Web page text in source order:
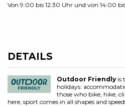
Von 9:00 bis 12:30 Uhr und von 14:00
DETAILS
Outdoor Friendlyis
holidays:
those who bike, hike,
here, sport comes in all shapes and